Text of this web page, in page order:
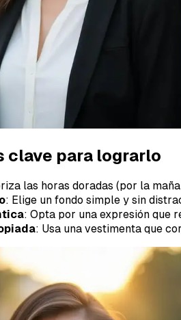
clave para lograrlo
las horas doradas (por la
: Elige un fondo simple y sin
: Opta por una expresión que
: Usa una vestimenta que